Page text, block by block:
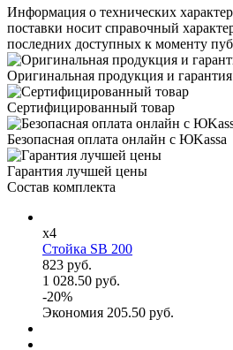
Информация о технических
поставки носит справочный
последних доступных к моменту
Оригинальная продукция и гарантия
Сертифицированный товар
Безопасная оплата онлайн с ЮKassa
Гарантия лучшей цены
Состав комплекта
x4
Стойка SB 200
823 руб.
1 028.50 руб.
-20%
Экономия 205.50 руб.